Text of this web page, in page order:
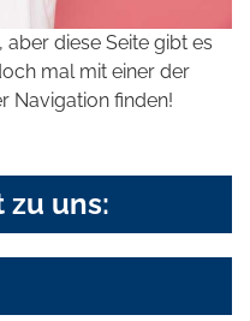
diese Seite gibt es
mal mit einer der
Navigation finden!
zu uns: